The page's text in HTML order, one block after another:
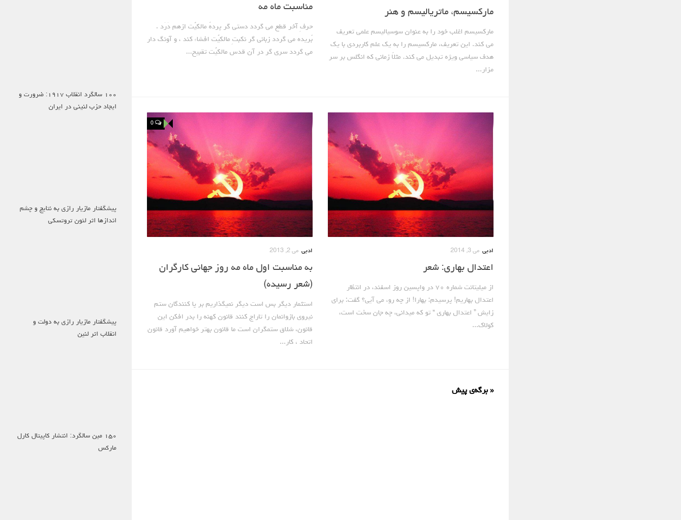
مارکسیسم، ماتریالیسم و هنر
مارکسیسم اغلب خود را به عنوان سوسیالیسم علمی تعریف
می کند. این تعریف، مارکسیسم را به یک علم کاربردی با یک
هدف سیاسی ویژه تبدیل می کند. مثلاً زمانی که انگلس بر سر
مزار...
مناسبت ماه مه
حرفِ آخر قطع مي گردد دستي گر پردهً مالکيٌت ازهم دَرَد .
بُريده مي گردد زباني گر نکبتِ مالکيٌت افشاء کند ، و آونگ دار
مي گردد سری گر در آن قدس مالکيٌت تقبيح...
ادبی می 3, 2014
اعتدال بهاری: شعر
از میلیتانت شماره ۷۰ در واپسین روز اسفند، در انتظار
اعتدال بهاریم! پرسیدم: بهارا! از چه رو، می آیی؟ گفت: برای
زایش ” اعتدال بهاری “ تو که میدانی، چه جان سخت است،
کولاک...
0
ادبی می 2, 2013
به مناسبت اول ماه مه روز جهانی کارگران
(شعر رسیده)
استثمار دیگر بس است دیگر نمیگذاریم بر پا کنندگان ستم
نیروی بازوانمان را تاراج کنند قانون کهنه را بدر افکن این
قانون، شلاق ستمگران است ما قانون بهتر خواهیم آورد قانون
اتحاد ، کار...
« برگه‌ی پیش
۱۰۰ سالگرد انقلاب ۱۹۱۷: ضرورت و
ایجاد حزب لنینی در ایران
پیشگفتار مازیار رازی به نتایج و چشم
اندازها اثر لئون تروتسکی
پیشگفتار مازیار رازی به دولت و
انقلاب اثر لنین
۱۵۰ مین سالگرد: انتشار کاپیتال کارل
مارکس